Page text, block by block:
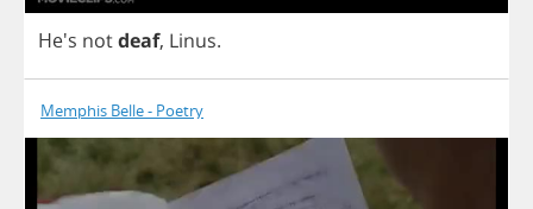
He's notdeaf, Linus.
Memphis Belle - Poetry